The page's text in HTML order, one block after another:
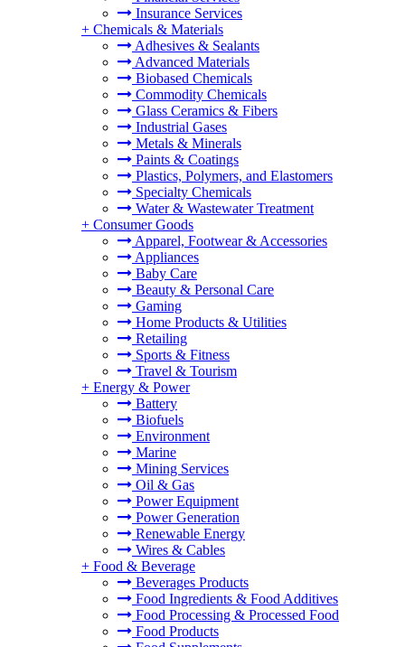
Insurance Services
+ Chemicals & Materials
Adhesives & Sealants
Advanced Materials
Biobased Chemicals
Commodity Chemicals
Glass Ceramics & Fibers
Industrial Gases
Metals & Minerals
Paints & Coatings
Plastics, Polymers, and Elastomers
Specialty Chemicals
Water & Wastewater Treatment
+ Consumer Goods
Apparel, Footwear & Accessories
Appliances
Baby Care
Beauty & Personal Care
Gaming
Home Products & Utilities
Retailing
Sports & Fitness
Travel & Tourism
+ Energy & Power
Battery
Biofuels
Environment
Marine
Mining Services
Oil & Gas
Power Equipment
Power Generation
Renewable Energy
Wires & Cables
+ Food & Beverage
Beverages Products
Food Ingredients & Food Additives
Food Processing & Processed Food
Food Products